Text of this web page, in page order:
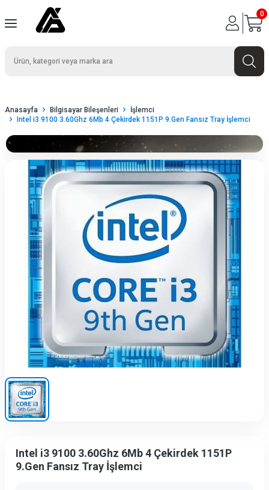
0
Anasayfa Bilgisayar Bileşenleri
İşlemci
Intel i3 9100 3.60Ghz 6Mb 4 Çekirdek 1151P 9.Gen Fansız Tray İşlemci
Intel i3 9100 3.60Ghz 6Mb 4 Çekirdek 1151P
9.Gen Fansız Tray İşlemci